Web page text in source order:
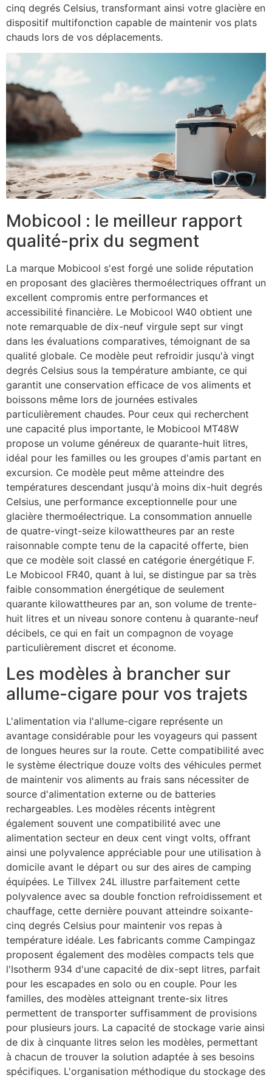
cinq degrés Celsius, transformant ainsi votre glacière en
dispositif multifonction capable de maintenir vos plats
chauds lors de vos déplacements.
Mobicool : le meilleur rapport
qualité-prix du segment
La marque Mobicool s'est forgé une solide réputation
en proposant des glacières thermoélectriques offrant un
excellent compromis entre performances et
accessibilité financière. Le Mobicool W40 obtient une
note remarquable de dix-neuf virgule sept sur vingt
dans les évaluations comparatives, témoignant de sa
qualité globale. Ce modèle peut refroidir jusqu'à vingt
degrés Celsius sous la température ambiante, ce qui
garantit une conservation efficace de vos aliments et
boissons même lors de journées estivales
particulièrement chaudes. Pour ceux qui recherchent
une capacité plus importante, le Mobicool MT48W
propose un volume généreux de quarante-huit litres,
idéal pour les familles ou les groupes d'amis partant en
excursion. Ce modèle peut même atteindre des
températures descendant jusqu'à moins dix-huit degrés
Celsius, une performance exceptionnelle pour une
glacière thermoélectrique. La consommation annuelle
de quatre-vingt-seize kilowattheures par an reste
raisonnable compte tenu de la capacité offerte, bien
que ce modèle soit classé en catégorie énergétique F.
Le Mobicool FR40, quant à lui, se distingue par sa très
faible consommation énergétique de seulement
quarante kilowattheures par an, son volume de trente-
huit litres et un niveau sonore contenu à quarante-neuf
décibels, ce qui en fait un compagnon de voyage
particulièrement discret et économe.
Les modèles à brancher sur
allume-cigare pour vos trajets
L'alimentation via l'allume-cigare représente un
avantage considérable pour les voyageurs qui passent
de longues heures sur la route. Cette compatibilité avec
le système électrique douze volts des véhicules permet
de maintenir vos aliments au frais sans nécessiter de
source d'alimentation externe ou de batteries
rechargeables. Les modèles récents intègrent
également souvent une compatibilité avec une
alimentation secteur en deux cent vingt volts, offrant
ainsi une polyvalence appréciable pour une utilisation à
domicile avant le départ ou sur des aires de camping
équipées. Le Tillvex 24L illustre parfaitement cette
polyvalence avec sa double fonction refroidissement et
chauffage, cette dernière pouvant atteindre soixante-
cinq degrés Celsius pour maintenir vos repas à
température idéale. Les fabricants comme Campingaz
proposent également des modèles compacts tels que
l'Isotherm 934 d'une capacité de dix-sept litres, parfait
pour les escapades en solo ou en couple. Pour les
familles, des modèles atteignant trente-six litres
permettent de transporter suffisamment de provisions
pour plusieurs jours. La capacité de stockage varie ainsi
de dix à cinquante litres selon les modèles, permettant
à chacun de trouver la solution adaptée à ses besoins
spécifiques. L'organisation méthodique du stockage des